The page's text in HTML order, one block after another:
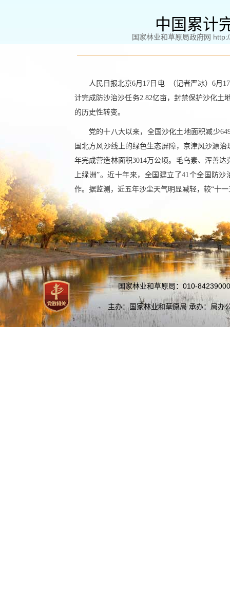
中国累计
国家林业和草原局政府网
人民日报北京6月17日电 （记者严冰）6月
计完成防沙治沙任务2.82亿亩，封禁保护沙化土
的历史性转变。
党的十八大以来，全国沙化土地面积减少
国北方风沙线上的绿色生态屏障，京津风沙源
年完成营造林面积3014万公顷。毛乌素、浑善
上绿洲”。近十年来，全国建立了41个全国防
作。据监测，近五年沙尘天气明显减轻，较“十一
国家林业和草原局：010-
主办：国家林业和草原局 承办：局办